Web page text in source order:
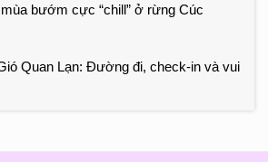
bướm cực “chill” ở rừng Cúc
Quan Lạn: Đường đi, check-in và vui